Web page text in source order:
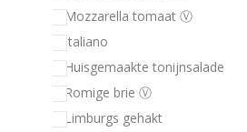
Mozzarella tomaat Ⓥ
Italiano
Huisgemaakte tonijnsalade
Romige brie Ⓥ
Limburgs gehakt